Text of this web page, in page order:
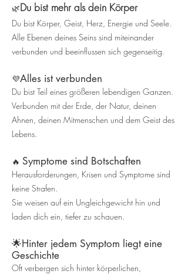
🌿Du bist mehr als dein Körper
Du bist Körper, Geist, Herz, Energie und Seele.
Alle Ebenen deines Seins sind miteinander
verbunden und beeinflussen sich gegenseitig.
💜Alles ist verbunden
Du bist Teil eines größeren lebendigen Ganzen.
Verbunden mit der Erde, der Natur, deinen
Ahnen, deinen Mitmenschen und dem Geist des
Lebens.
🔥 Symptome sind Botschaften
Herausforderungen, Krisen und Symptome sind
keine Strafen.
Sie weisen auf ein Ungleichgewicht hin und
laden dich ein, tiefer zu schauen.
🌟Hinter jedem Symptom liegt eine
Geschichte
Oft verbergen sich hinter körperlichen,